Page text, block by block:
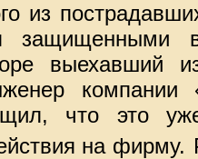
из
выехавший
компании
что это
на фирму.